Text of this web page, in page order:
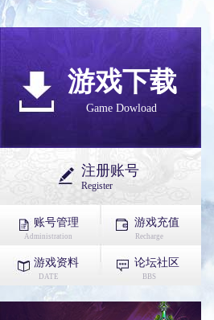
游戏下载
Game Dowload
注册账号
Register
账号管理
Administration
游戏充值
Recharge
游戏资料
DATE
论坛社区
BBS